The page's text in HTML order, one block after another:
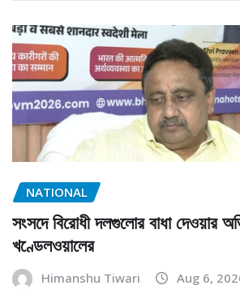
NATIONAL
সংসদে বিরোধী দলগুলোর বাধা দেওয়ার
খণ্ডেলওয়ালের
Himanshu Tiwari Aug 6,